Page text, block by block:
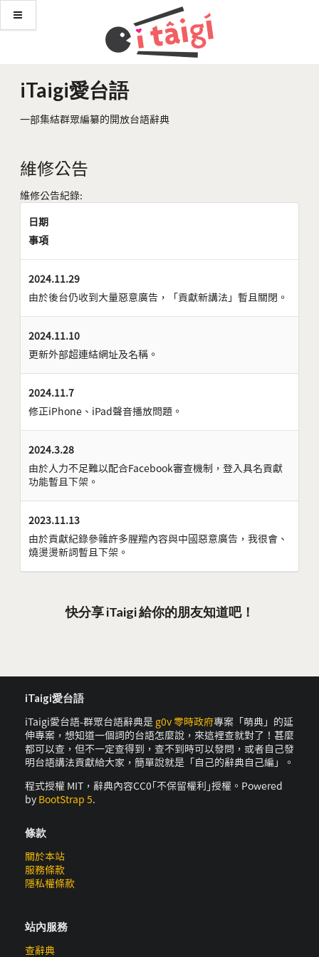
iTaigi愛台語
一部集結群眾編纂的開放台語辭典
維修公告
維修公告紀錄:
日期
事項
2024.11.29
由於後台仍收到大量惡意廣告，「貢獻新講法」暫且關閉。
2024.11.10
更新外部超連結網址及名稱。
2024.11.7
修正iPhone、iPad聲音播放問題。
2024.3.28
由於人力不足難以配合Facebook審查機制，登入具名貢獻
功能暫且下架。
2023.11.13
由於貢獻紀錄參雜許多腥羶內容與中國惡意廣告，我很會、
燒燙燙新詞暫且下架。
快分享 iTaigi 給你的朋友知道吧！
iTaigi愛台語
iTaigi愛台語-群眾台語辭典是 g0v 零時政府專案「萌典」的延
伸專案，想知道一個詞的台語怎麼說，來這裡查就對了！甚麼
都可以查，但不一定查得到，查不到時可以發問，或者自己發
明台語講法貢獻給大家，簡單說就是「自己的辭典自己編」。
程式授權 MIT，辭典內容CC0｢不保留權利｣授權。Powered
by BootStrap 5.
條款
關於本站
服務條款
隱私權條款
站內服務
查辭典